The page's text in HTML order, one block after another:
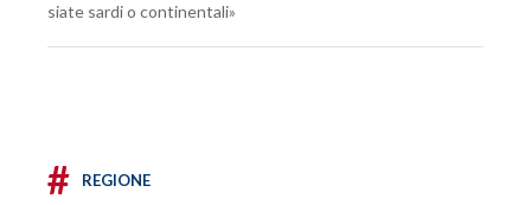
siate sardi o continentali»
# REGIONE